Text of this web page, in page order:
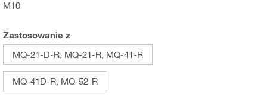
M10
Zastosowanie z
MQ-21-D-R, MQ-21-R, MQ-41-R
MQ-41D-R, MQ-52-R